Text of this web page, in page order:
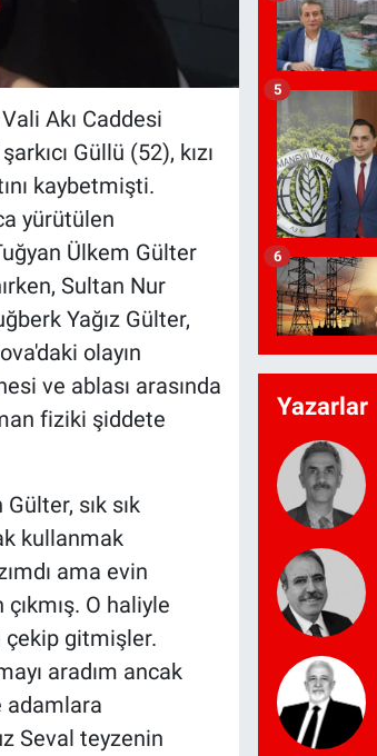
Akı Caddesi
Güllü (52), kızı
kaybetmişti.
yürütülen
Ülkem Gülter
Sultan Nur
Yağız Gülter,
olayın
ve ablası arasında
fiziki şiddete
sık sık
kullanmak
ama evin
O haliyle
çekip gitmişler.
aradım ancak
adamlara
Seval teyzenin
5
6
Yazarlar